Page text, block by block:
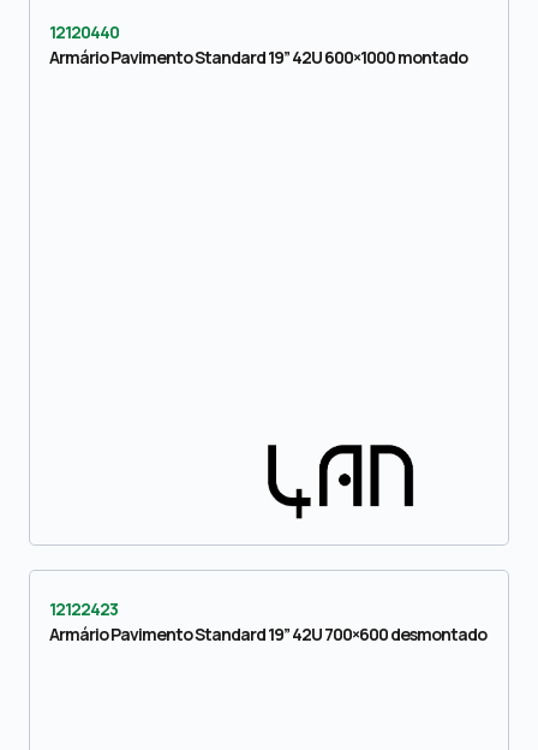
12120440
Armário Pavimento Standard 19” 42U 600×1000 montado
12122423
Armário Pavimento Standard 19” 42U 700×600 desmontado